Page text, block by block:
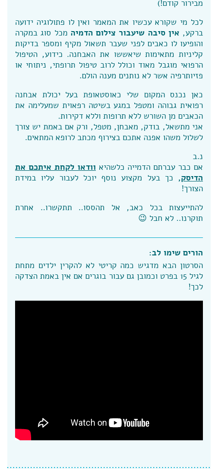
מבירור קודם!)
לכל מי שקורא עכשיו את המאמר ואין לו פתולוגיה ידועה
ברקע, אין סיבה שיעבור צילום הדמיה מכל סוג במקרה
והופיעו לו כאבים לפני שעבר תשאול מקיף ומספר בדיקות
קליניות מתאימות שיאששו את האבחנה. כידוע, הטיפול
הרפואי מוגבל מאוד וכולל לרוב טיפול תרופתי, ניתוחי או
פזיותרפיה אשר לא נותנים מענה הולם.
כאן נכנס המקום שלי כאוסטאופת בעל יכולת אבחנה
רפואית גבוהה ומטפל במגע בשיטה רפאוית שמעלימה את
הכאבים מן השורש ללא תרופות וללא דקירות.
אני מתשאל, בודק, מאבחן, מטפל, ורק אם באמת יש צורך
לשלול משהו אפנה אתכם בצירוף מכתב לרופא המתאים.
נ.ב
אם כבר עברתם הדמייה כלשהיא וודאו לקחת איתכם את
הדיסק, כך בעל מקצוע נוסף יוכל לעבור עליו במידת
הצורך!
להתייעצות בכל כאב, אל תהססו.. תתקשרו.. אחרת
תוקרנו.. לא חבל 😉
הורים שימו לב:
הסרטון הבא מדגיש כמה קריטי לא להקרין ילדים מתחת
לגיל 15 בפרט וכמובן גם עבור בוגרים אם אין באמת הצדקה
לכך!